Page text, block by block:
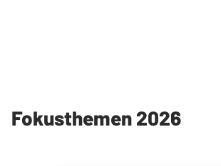
Fokusthemen 2026